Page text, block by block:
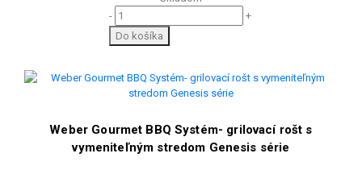
-
+
Do košíka
Weber Gourmet BBQ Systém- grilovací rošt s
vymeniteľným stredom Genesis série